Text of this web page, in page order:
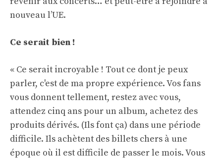
nouveau l’UE.
Ce serait bien !
« Ce serait incroyable ! Tout ce dont je peux
parler, c'est de ma propre expérience. Vos fans
vous donnent tellement, restez avec vous,
attendez cinq ans pour un album, achetez des
produits dérivés. (Ils font ça) dans une période
difficile. Ils achètent des billets chers à une
époque où il est difficile de passer le mois. Vous